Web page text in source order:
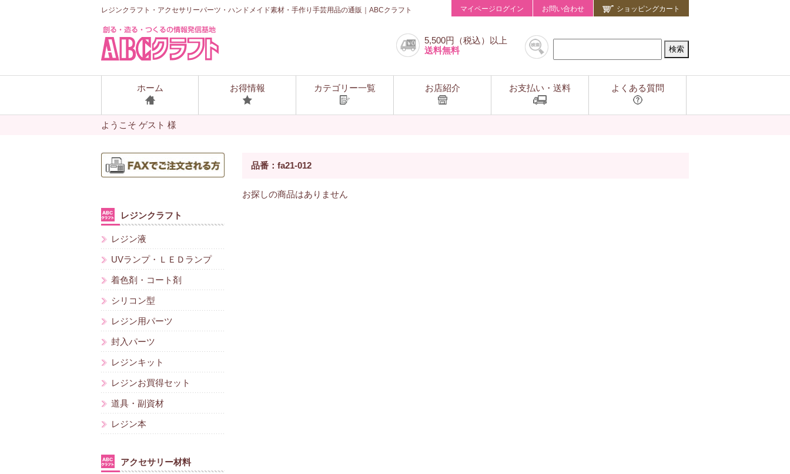
レジンクラフト・アクセサリーパーツ・ハンドメイド素材・手作り手芸用品の通販｜ABCクラフト マイページログイン お問い合わせ ショッピングカート
5,500円（税込）以上
送料無料
ホーム お得情報 カテゴリー一覧 お店紹介 お支払い・送料 よくある質問
ようこそ ゲスト 様
品番：fa21-012
お探しの商品はありません
レジンクラフト
レジン液
UVランプ・ＬＥＤランプ
着色剤・コート剤
シリコン型
レジン用パーツ
封入パーツ
レジンキット
レジンお買得セット
道具・副資材
レジン本
アクセサリー材料